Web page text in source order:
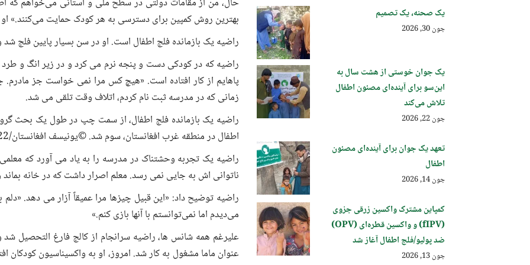
بهترین روش کمپین برای دسترسی به هر کودک حمایت می‌کنند.»
راضیه یک بازمانده فلج اطفال است. او در سن بسیار پایین فلج
راضیه که در کودکی دست و پنجه نرم می کرد و در زیر انگ و
پاهایم از کار افتاده است. «هیچ کس مرا نمی خواست جز
زمانی که در مدرسه ثبت نام کردم، اتلاف وقت تلقی می شد.
راضیه یک بازمانده فلج اطفال، از سمت چپ در طول یک بحث
اطفال در منطقه غرب افغانستان، سوم شد. ©یونیسف افغانستان/2022/ماکوندی
راضیه یک تجربه وحشتناک در مدرسه را به یاد می آورد که
ناتوانی اش به جایی نمی رسد. معلم اصرار داشت که در خانه بماند
راضیه توضیح داد: «این قبیل چیزها مرا عمیقاً آزار می دهد.
می‌دیدم اما نمی‌توانستم با آنها بازی کنم.»
عنوان ماما مشغول به کار شد. امروز، او به واکسیناسیون کودکان
یک صحنه، یک تصمیم
جون 30, 2026
یک جوان خوستی از هشت سال به
این‌سو برای آینده‌ای مصئون اطفال
تلاش می‌کند
جون 22, 2026
تعهد یک جوان برای آینده‌ای مصئون
اطفال
جون 14, 2026
کمپاین مشترک واکسین زرقی جزوی
(fIPV) و واکسین قطره‌ای (OPV)
ضد پولیو/فلج اطفال آغاز شد
جون 13, 2026